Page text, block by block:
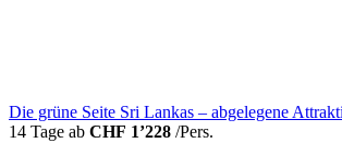
Die grüne Seite Sri Lankas – abgelegene
14 Tage ab CHF 1’228 /Pers.